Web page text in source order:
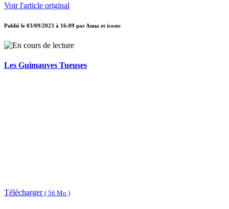
Voir l'article original
Publié le 03/09/2023 à 16:09 par Anna et icoste
Les Guimauves Tueuses
Télécharger ( 56 Mo )